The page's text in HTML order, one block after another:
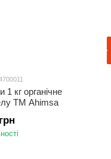
1 кг органічне
ТМ Ahimsa